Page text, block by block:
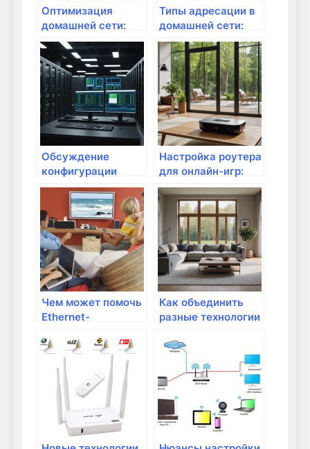
Оптимизация
домашней сети:
что важно знать?
Типы адресации в
домашней сети:
что нужно знать?
Обсуждение
конфигурации
домашней сетевой
инфраструктуры
Настройка роутера
для онлайн-игр:
что важно знать?
Чем может помочь
Ethernet-
Как объединить
разные технологии